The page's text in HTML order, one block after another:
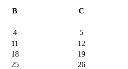
В С
4
5
11
12
18
19
25
26